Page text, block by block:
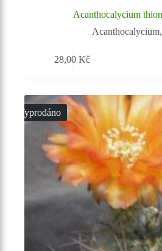
Acanthocalycium
Acanthocalycium
28,00Kč
Vyprodáno